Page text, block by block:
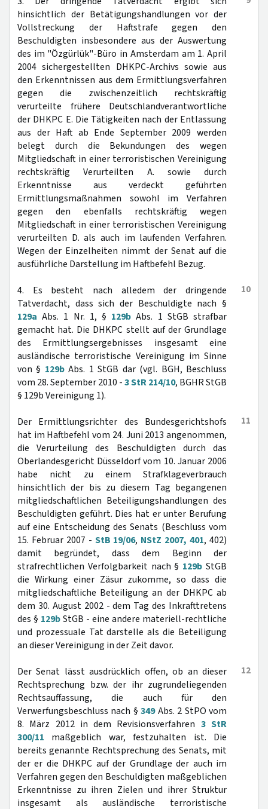
hinsichtlich der Betätigungshandlungen vor der
Vollstreckung der Haftstrafe gegen den
Beschuldigten insbesondere aus der Auswertung
des im "Özgürlük"-Büro in Amsterdam am 1. April
2004 sichergestellten DHKPC-Archivs sowie aus
den Erkenntnissen aus dem Ermittlungsverfahren
gegen die zwischenzeitlich rechtskräftig
verurteilte frühere Deutschlandverantwortliche
der DHKPC E. Die Tätigkeiten nach der Entlassung
aus der Haft ab Ende September 2009 werden
belegt durch die Bekundungen des wegen
Mitgliedschaft in einer terroristischen Vereinigung
rechtskräftig Verurteilten A. sowie durch
Erkenntnisse aus verdeckt geführten
Ermittlungsmaßnahmen sowohl im Verfahren
gegen den ebenfalls rechtskräftig wegen
Mitgliedschaft in einer terroristischen Vereinigung
verurteilten D. als auch im laufenden Verfahren.
Wegen der Einzelheiten nimmt der Senat auf die
ausführliche Darstellung im Haftbefehl Bezug.
10
4. Es besteht nach alledem der dringende
Tatverdacht, dass sich der Beschuldigte nach §
129a Abs. 1 Nr. 1, § 129b Abs. 1 StGB strafbar
gemacht hat. Die DHKPC stellt auf der Grundlage
des Ermittlungsergebnisses insgesamt eine
ausländische terroristische Vereinigung im Sinne
von § 129bAbs. 1 StGB dar (vgl. BGH, Beschluss
vom 28. September 2010 -3 StR 214/10, BGHR StGB
§ 129b Vereinigung 1).
11
Der Ermittlungsrichter des Bundesgerichtshofs
hat im Haftbefehl vom 24. Juni 2013 angenommen,
die Verurteilung des Beschuldigten durch das
Oberlandesgericht Düsseldorf vom 10. Januar 2006
habe nicht zu einem Strafklageverbrauch
hinsichtlich der bis zu diesem Tag begangenen
mitgliedschaftlichen Beteiligungshandlungen des
Beschuldigten geführt. Dies hat er unter Berufung
auf eine Entscheidung des Senats (Beschluss vom
15. Februar 2007 - StB 19/06, NStZ 2007, 401, 402)
damit begründet, dass dem Beginn der
strafrechtlichen Verfolgbarkeit nach § 129b StGB
die Wirkung einer Zäsur zukomme, so dass die
mitgliedschaftliche Beteiligung an der DHKPC ab
dem 30. August 2002 - dem Tag des Inkrafttretens
des § 129bStGB - eine andere materiell-rechtliche
und prozessuale Tat darstelle als die Beteiligung
an dieser Vereinigung in der Zeit davor.
12
Der Senat lässt ausdrücklich offen, ob an dieser
Rechtsprechung bzw. der ihr zugrundeliegenden
Rechtsauffassung, die auch für den
Verwerfungsbeschluss nach §349Abs. 2 StPO vom
8. März 2012 in dem Revisionsverfahren 3 StR
300/11 maßgeblich war, festzuhalten ist. Die
bereits genannte Rechtsprechung des Senats, mit
der er die DHKPC auf der Grundlage der auch im
Verfahren gegen den Beschuldigten maßgeblichen
Erkenntnisse zu ihren Zielen und ihrer Struktur
insgesamt als ausländische terroristische